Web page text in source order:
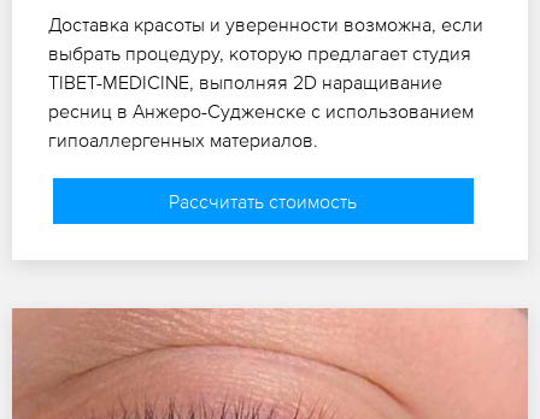
Доставка красоты и уверенности возможна, если
выбрать процедуру, которую предлагает студия
TIBET-MEDICINE, выполняя 2D наращивание
ресниц в Анжеро-Судженске с использованием
гипоаллергенных материалов.
Рассчитать стоимость